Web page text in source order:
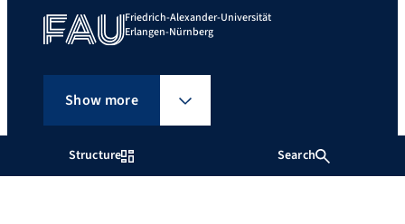
Structure Search
Friedrich-Alexander-Universität
Erlangen-Nürnberg
Show more